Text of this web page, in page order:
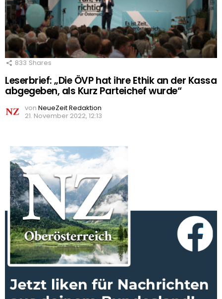
833 Shares
Leserbrief: „Die ÖVP hat ihre Ethik an der Kassa
abgegeben, als Kurz Parteichef wurde“
von NeueZeit Redaktion
21. November 2022, 12:13